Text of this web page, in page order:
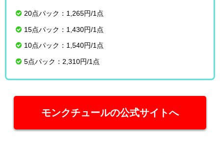
20点パック：1,265円/1点
15点パック：1,430円/1点
10点パック：1,540円/1点
5点パック：2,310円/1点
モンクチュールの公式サイトへ